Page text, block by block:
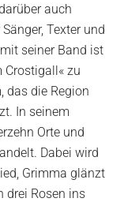
auch
Texter und
seiner Band ist
Crostigall« zu
das die Region
In seinem
Orte und
Dabei wird
Grimma glänzt
drei Rosen ins